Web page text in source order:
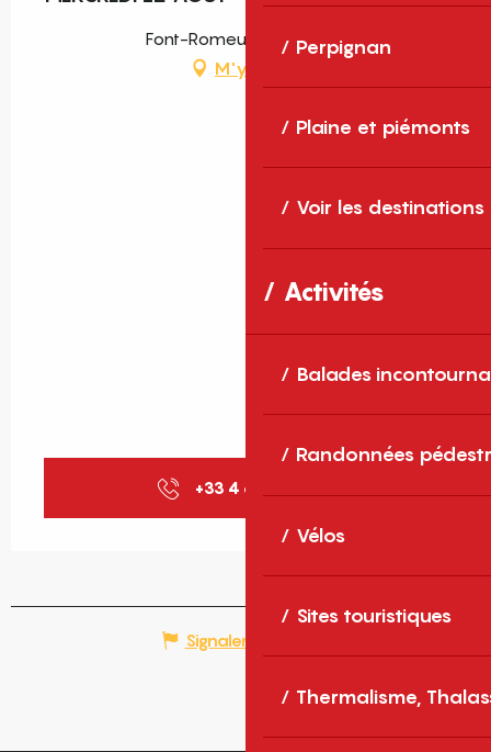
Perpignan
Plaine et piémonts
Voir les destinations
Activités
Balades
Randonnées
Vélos
Sites touristiques
Thermalisme,
Font-Romeu-Odeillo-Via
M'y rendre
+33 4 68 30 68
Signaler une erreur